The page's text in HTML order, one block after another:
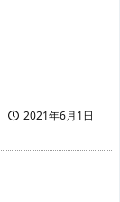
2021年6月1日